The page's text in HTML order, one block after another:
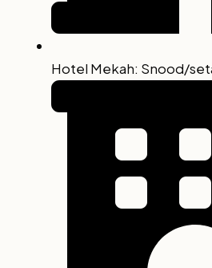
Hotel Mekah: Snood/